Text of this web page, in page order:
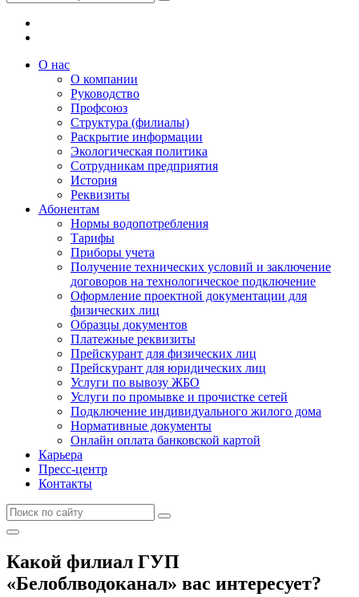
О нас
О компании
Руководство
Профсоюз
Структура (филиалы)
Раскрытие информации
Экологическая политика
Сотрудникам предприятия
История
Реквизиты
Абонентам
Нормы водопотребления
Тарифы
Приборы учета
Получение технических условий и заключение
договоров на технологическое подключение
Оформление проектной документации для
физических лиц
Образцы документов
Платежные реквизиты
Прейскурант для физических лиц
Прейскурант для юридических лиц
Услуги по вывозу ЖБО
Услуги по промывке и прочистке сетей
Подключение индивидуального жилого дома
Нормативные документы
Онлайн оплата банковской картой
Карьера
Пресс-центр
Контакты
Какой филиал ГУП
«Белоблводоканал» вас интересует?